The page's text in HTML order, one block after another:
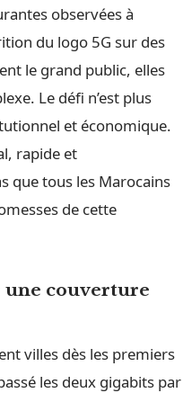
observées à
du logo 5G sur des
le grand public, elles
Le défi n’est plus
et économique.
rapide et
que tous les Marocains
de cette
une couverture
villes dès les premiers
les deux gigabits par